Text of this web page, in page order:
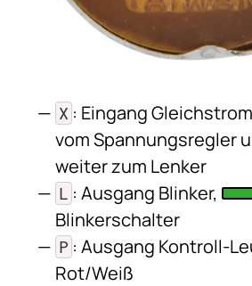
X : Eingang
vom Spannungsregler
weiter zum Lenker
L : Ausgang Blinker,
Blinkerschalter
P : Ausgang Kontroll-
Rot/Weiß